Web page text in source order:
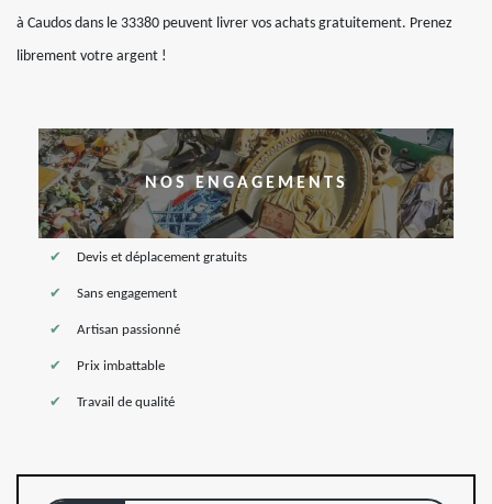
à Caudos dans le 33380 peuvent livrer vos achats gratuitement. Prenez
librement votre argent !
NOS ENGAGEMENTS
Devis et déplacement gratuits
Sans engagement
Artisan passionné
Prix imbattable
Travail de qualité